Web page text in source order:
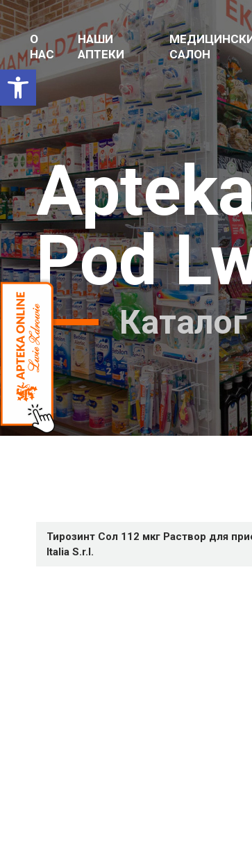
Открыть панель инструментов
О
НАС
НАШИ
АПТЕКИ
САЛОН
Pod
Тирозинт Сол 112 мкг Раствор для
Italia S.r.l.